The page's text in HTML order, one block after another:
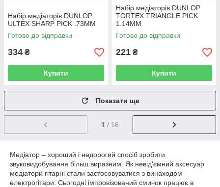
Набір медіаторів DUNLOP
ULTEX SHARP PICK .73MM
Готово до відправки
334 ₴
Купити
Набір медіаторів DUNLOP
TORTEX TRIANGLE PICK
1.14MM
Готово до відправки
221 ₴
Купити
Показати ще
1 / 16
Медіатор – хороший і недорогий спосіб зробити
звуковидобування більш виразним. Як невід'ємний аксесуар
медіатори гітарні стали застосовуватися з винаходом
електрогітари. Сьогодні імпровізований смичок працює в